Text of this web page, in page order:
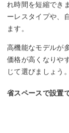
れ時間を短縮でき
ーレスタイプや、
ます。
高機能なモデルが
価格が高くなりや
じて選びましょう。
省スペースで設置